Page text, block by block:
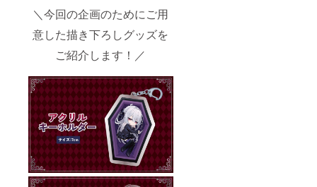
＼今回の企画のためにご用
意した描き下ろしグッズを
ご紹介します！／